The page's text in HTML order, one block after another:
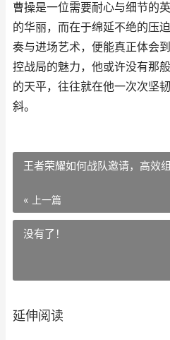
曹操是一位需要耐心与细节的
的华丽，而在于绵延不绝的压
奏与进场艺术，便能真正体会
控战局的魅力，他或许没有那
的天平，往往就在他一次次坚
斜。
王者荣耀如何战队邀请，高效
« 上一篇
没有了！
延伸阅读